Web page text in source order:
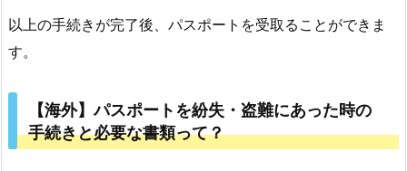
以上の手続きが完了後、パスポートを受取ることができま
す。
【海外】パスポートを紛失・盗難にあった時の
手続きと必要な書類って？